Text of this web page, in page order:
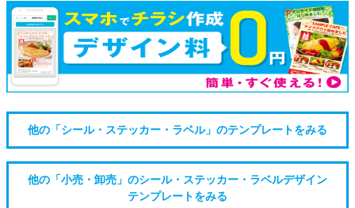
他の「シール・ステッカー・ラベル」のテンプレートをみる
他の「小売・卸売」のシール・ステッカー・ラベルデザイン
テンプレートをみる